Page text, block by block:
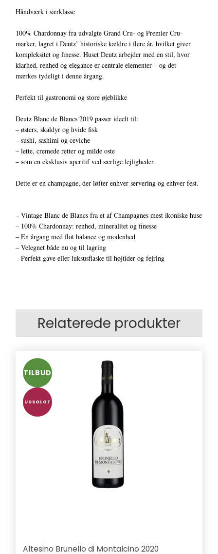
Håndværk i særklasse
100% Chardonnay fra udvalgte Grand Cru- og Premier Cru-
marker, lagret i Deutz’ historiske kældre i flere år, hvilket giver
kompleksitet og finesse. Huset Deutz arbejder med en stil, hvor
klarhed, renhed og elegance er centrale elementer – og det
mærkes tydeligt i denne årgang.
Perfekt til gastronomi og store øjeblikke
Deutz Blanc de Blancs 2019 passer ideelt til:
– østers, skaldyr og hvide fisk
– sushi, sashimi og ceviche
– lette, cremede retter og milde oste
– som en eksklusiv aperitif ved særlige lejligheder
Dette er en champagne, der løfter enhver servering og enhver fest.
– Vintage Blanc de Blancs fra et af Champagnes mest ikoniske huse
– 100% Chardonnay: renhed, mineralitet og finesse
– En årgang med flot balance og modenhed
– Velegnet både nu og til lagring
– Perfekt gave eller luksusflaske til højtider og fejring
Relaterede produkter
TILBUD
UDSOLGT
Altesino Brunello di Montalcino 2020